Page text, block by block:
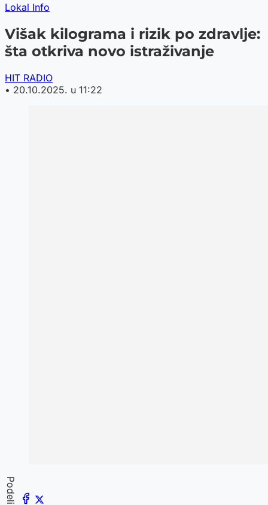
Lokal Info
Višak kilograma i rizik po zdravlje:
šta otkriva novo istraživanje
HIT RADIO
• 20.10.2025. u 11:22
Podeli